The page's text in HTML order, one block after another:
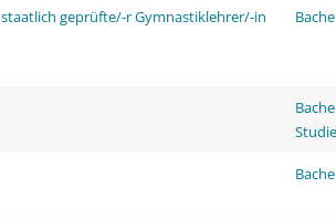
staatlich geprüfte/-r Gymnastiklehrer/-in